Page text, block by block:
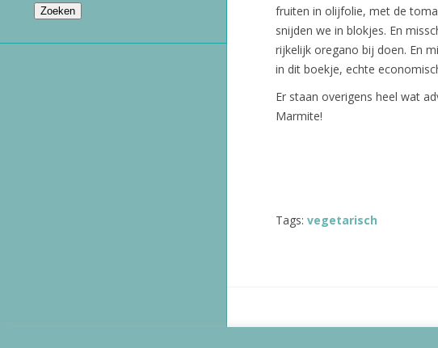
fruiten in olijfolie, met de
snijden we in blokjes. En
rijkelijk oregano bij doen. En
in dit boekje, echte
Er staan overigens heel wat
Marmite!
Tags: vegetarisch